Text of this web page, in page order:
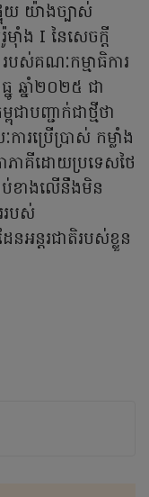
ទុយ យ៉ាងច្បាស់
ាំង I នៃសេចក្តី
ស់គណៈកម្មាធិការ
ឆ្នាំ២០២៥ ជា
បញ្ជាក់ជាថ្មីថា
ារប្រើប្រាស់ កម្លាំង
ភាគីដោយប្រទេសថៃ
ប់ខាងលើនឹងមិន
របស់
នអន្តរជាតិរបស់ខ្លួន